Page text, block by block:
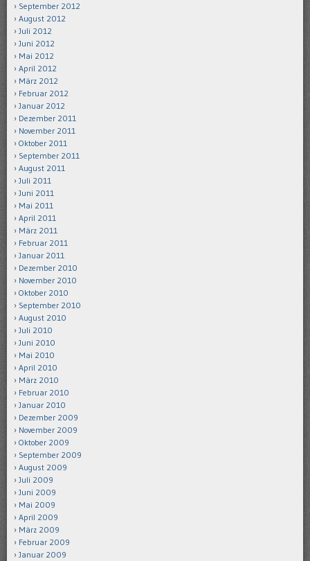
September 2012
August 2012
Juli 2012
Juni 2012
Mai 2012
April 2012
März 2012
Februar 2012
Januar 2012
Dezember 2011
November 2011
Oktober 2011
September 2011
August 2011
Juli 2011
Juni 2011
Mai 2011
April 2011
März 2011
Februar 2011
Januar 2011
Dezember 2010
November 2010
Oktober 2010
September 2010
August 2010
Juli 2010
Juni 2010
Mai 2010
April 2010
März 2010
Februar 2010
Januar 2010
Dezember 2009
November 2009
Oktober 2009
September 2009
August 2009
Juli 2009
Juni 2009
Mai 2009
April 2009
März 2009
Februar 2009
Januar 2009